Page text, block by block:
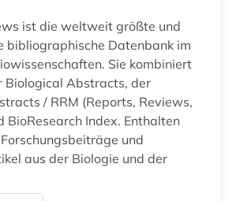
ist die weltweit größte und
bibliographische Datenbank im
Sie kombiniert
Biological Abstracts, der
/ RRM (Reports, Reviews,
BioResearch Index. Enthalten
und
aus der Biologie und der